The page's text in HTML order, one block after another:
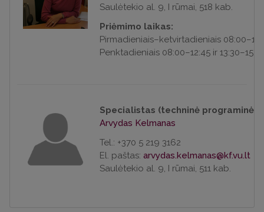
Saulėtekio al. 9, I rūmai, 518 kab.
Priėmimo laikas:
Pirmadieniais–ketvirtadieniais 0
Penktadieniais 08:00–12:45 ir 13:30–
Specialistas (techninė programinė
Arvydas Kelmanas
Tel.: +370 5 219 3162
El. paštas:
Saulėtekio al. 9, I rūmai, 511 kab.